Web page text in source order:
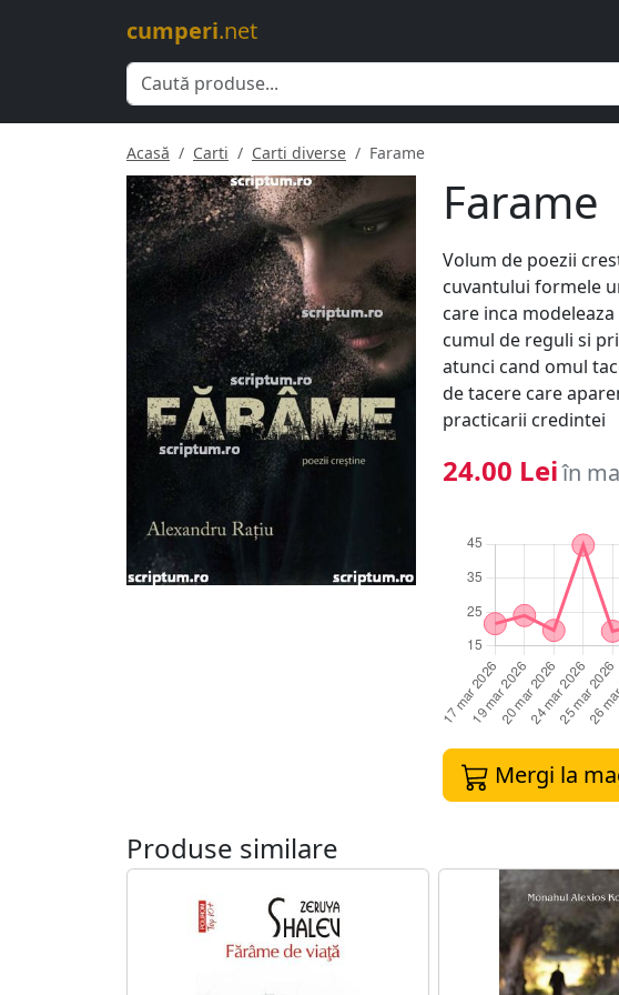
cumperi.net
Acasă Carti Carti diverse Farame
Farame
Volum de poezii
cuvantului formele
care inca
cumul de reguli si
atunci cand omul
de tacere care
practicarii credintei
24.00 Leiîn
Mergi la
Produse similare